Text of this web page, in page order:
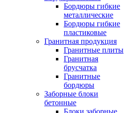
Бордюры гибкие
металлические
Бордюры гибкие
пластиковые
Гранитная продукция
Гранитные плиты
Гранитная
брусчатка
Гранитные
бордюры
Заборные блоки
бетонные
Блоки заборные